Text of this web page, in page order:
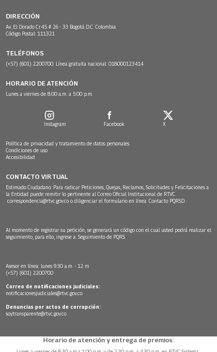
DIRECCIÓN
Av. El Dorado Cr.45 # 26 - 33 Bogotá D.C. Colombia.
Código Postal: 111321
TELÉFONOS
(+57) (601) 2200700. Línea gratuita nacional: 018000123414
HORARIO DE ATENCIÓN
Lunes a viernes de 8:00 a.m. a 5:00 p.m.
Instagram Facebook X
Política de privacidad y tratamiento de datos personales
Condiciones de uso
Accesibilidad
CONTACTO VIRTUAL
Estimado Ciudadano: Para radicar Peticiones, Quejas, Reclamos, Solicitudes y Felicitaciones a
la Entidad puede remitir lo pertinente al Correo Oficial Institucional de RTVC
correspondencia@rtvc.gov.co o diligenciar el formulario en línea: Contacto PQRSD.
Al momento de registrar su petición, se generará un código con el cual usted podrá realizar el
seguimiento, para ello, ingrese a: Seguimiento de PQRS
Asesor en línea: lunes 9:30 a.m. - 12 m
(+57) (601) 2200700
Correo de notificaciones judiciales:
notificacionesjudiciales@rtvc.gov.co
Denuncias por actos de corrupción:
soytransparente@rtvc.gov.co
Horario de atención y entrega de premios: